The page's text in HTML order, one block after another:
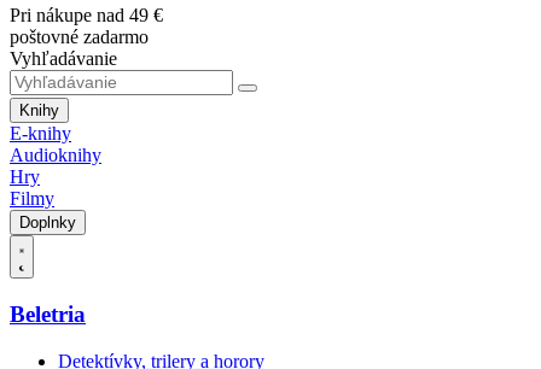
Pri nákupe nad 49 €
poštovné zadarmo
Vyhľadávanie
Knihy
E-knihy
Audioknihy
Hry
Filmy
Doplnky
Beletria
Detektívky, trilery a horory